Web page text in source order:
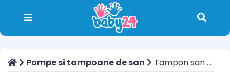
Pompe si tampoane de san Tampon san 40 buc